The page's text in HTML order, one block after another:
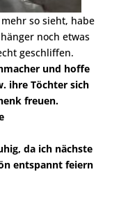
so sieht, habe
noch etwas
geschliffen.
und hoffe
ihre Töchter sich
freuen.
da ich nächste
entspannt feiern